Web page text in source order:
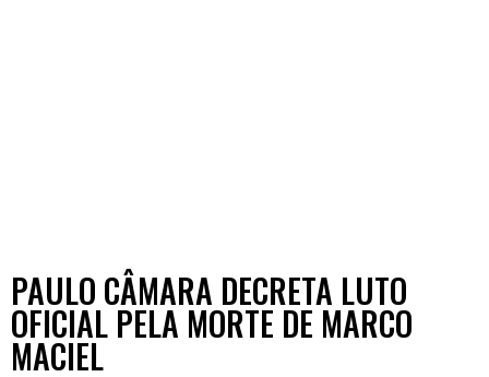
PAULO CÂMARA DECRETA LUTO
OFICIAL PELA MORTE DE MARCO
MACIEL